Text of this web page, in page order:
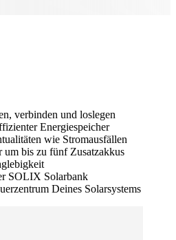
verbinden und loslegen
Energiespeicher
wie Stromausfällen
um bis zu fünf Zusatzakkus
SOLIX Solarbank
Deines Solarsystems